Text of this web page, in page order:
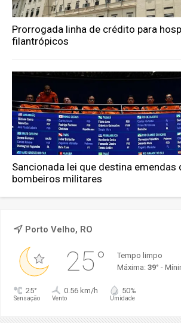
Prorrogada linha de crédito para
filantrópicos
Sancionada lei que destina emendas
bombeiros militares
Porto Velho, RO
25°
Tempo limpo
Máxima: 39° -
25°
Sensação
0.56 km/h
Vento
50%
Umidade